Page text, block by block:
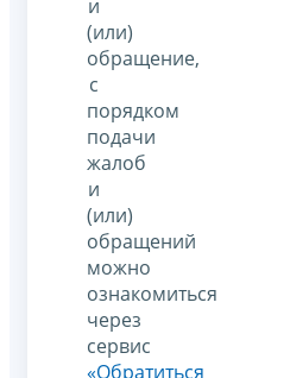
и
(или)
обращение,
с
порядком
подачи
жалоб
и
(или)
обращений
можно
ознакомиться
через
сервис
«Обратиться